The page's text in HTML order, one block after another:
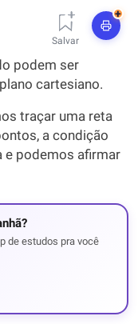
Salvar
+
podem ser
cartesiano.
traçar uma reta
a condição
e podemos afirmar
de estudos pra você